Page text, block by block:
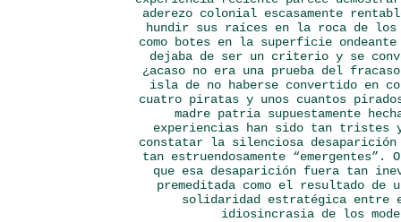
aderezo colonial escasamente
hundir sus raíces en la roca de los
como botes en la superficie
dejaba de ser un criterio y se
¿acaso no era una prueba del
isla de no haberse convertido en
cuatro piratas y unos cuantos
madre patria supuestamente
experiencias han sido tan tristes
constatar la silenciosa
tan estruendosamente
que esa desaparición fuera tan
premeditada como el resultado
solidaridad estratégica
idiosincrasia de los